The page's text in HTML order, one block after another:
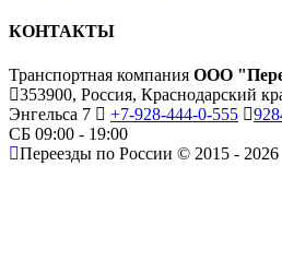
КОНТАКТЫ
Транспортная компания ООО
353900, Россия, Краснодарский
Энгельса 7
+7-928-444-0-555
СБ 09:00 - 19:00
Переезды по России © 2015 - 2026